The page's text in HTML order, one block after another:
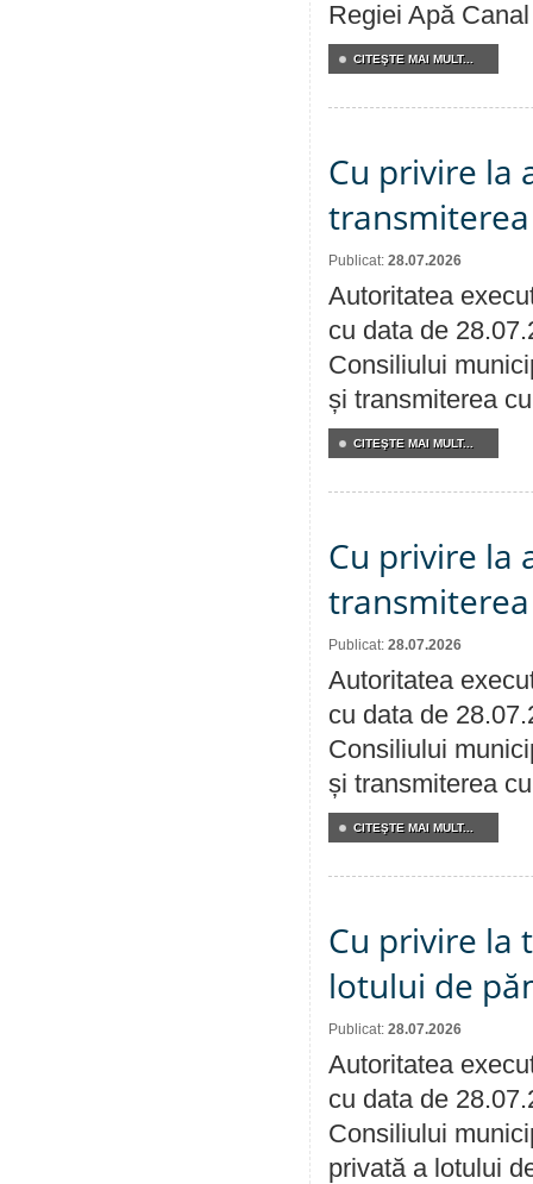
Regiei Apă
CITEŞTE MAI MULT...
Cu privire la
Publicat: 28.07.2026
Autoritatea
cu data de
Consiliului
și transmiterea
CITEŞTE MAI MULT...
Cu privire la
Publicat: 28.07.2026
Autoritatea
cu data de
Consiliului
și transmiterea
CITEŞTE MAI MULT...
Cu privire la
lotului de
Publicat: 28.07.2026
Autoritatea
cu data de
Consiliului
privată a lotului